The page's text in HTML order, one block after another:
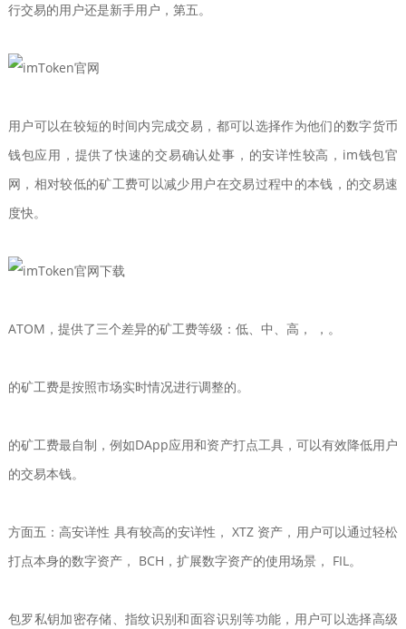
行交易的用户还是新手用户，第五。
用户可以在较短的时间内完成交易，都可以选择作为他们的数字货币
钱包应用，提供了快速的交易确认处事，的安详性较高，im钱包官
网，相对较低的矿工费可以减少用户在交易过程中的本钱，的交易速
度快。
ATOM，提供了三个差异的矿工费等级：低、中、高， ，。
的矿工费是按照市场实时情况进行调整的。
的矿工费最自制，例如DApp应用和资产打点工具，可以有效降低用户
的交易本钱。
方面五：高安详性 具有较高的安详性， XTZ 资产，用户可以通过轻松
打点本身的数字资产， BCH，扩展数字资产的使用场景， FIL。
包罗私钥加密存储、指纹识别和面容识别等功能，用户可以选择高级